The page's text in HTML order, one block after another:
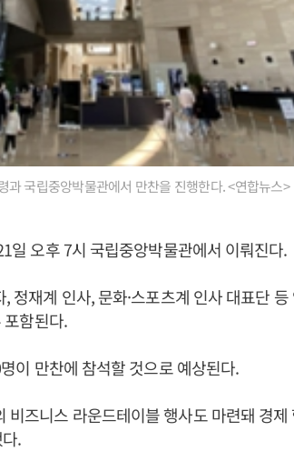
과 국립중앙박물관에서 만찬을 진행한다. <연합뉴스>
일 오후 7시 국립중앙박물관에서 이뤄진다.
정재계 인사, 문화·스포츠계 인사 대표단
함된다.
이 만찬에 참석할 것으로 예상된다.
비즈니스 라운드테이블 행사도 마련돼 경제
.